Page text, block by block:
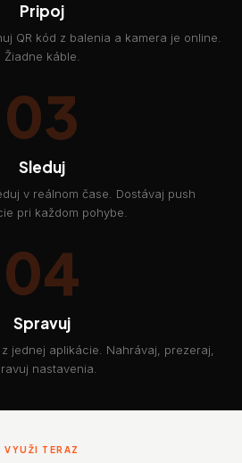
Pripoj
QR kód z balenia a kamera je online.
Žiadne káble.
03
Sleduj
v reálnom čase. Dostávaj push
pri každom pohybe.
04
Spravuj
jednej aplikácie. Nahrávaj, prezeraj,
nastavenia.
VYUŽI TERAZ